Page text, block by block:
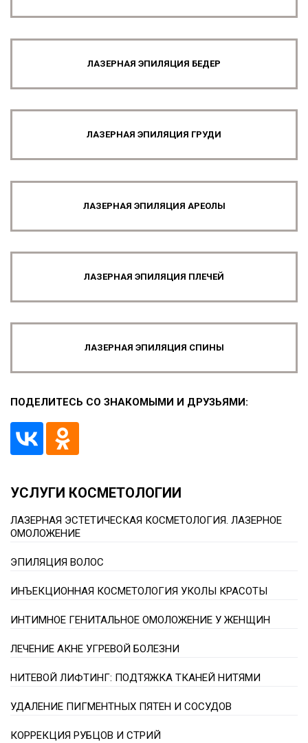
ЛАЗЕРНАЯ ЭПИЛЯЦИЯ БЕДЕР
ЛАЗЕРНАЯ ЭПИЛЯЦИЯ ГРУДИ
ЛАЗЕРНАЯ ЭПИЛЯЦИЯ АРЕОЛЫ
ЛАЗЕРНАЯ ЭПИЛЯЦИЯ ПЛЕЧЕЙ
ЛАЗЕРНАЯ ЭПИЛЯЦИЯ СПИНЫ
ПОДЕЛИТЕСЬ СО ЗНАКОМЫМИ И ДРУЗЬЯМИ:
УСЛУГИ КОСМЕТОЛОГИИ
ЛАЗЕРНАЯ ЭСТЕТИЧЕСКАЯ КОСМЕТОЛОГИЯ. ЛАЗЕРНОЕ
ОМОЛОЖЕНИЕ
ЭПИЛЯЦИЯ ВОЛОС
ИНЪЕКЦИОННАЯ КОСМЕТОЛОГИЯ УКОЛЫ КРАСОТЫ
ИНТИМНОЕ ГЕНИТАЛЬНОЕ ОМОЛОЖЕНИЕ У ЖЕНЩИН
ЛЕЧЕНИЕ АКНЕ УГРЕВОЙ БОЛЕЗНИ
НИТЕВОЙ ЛИФТИНГ: ПОДТЯЖКА ТКАНЕЙ НИТЯМИ
УДАЛЕНИЕ ПИГМЕНТНЫХ ПЯТЕН И СОСУДОВ
КОРРЕКЦИЯ РУБЦОВ И СТРИЙ